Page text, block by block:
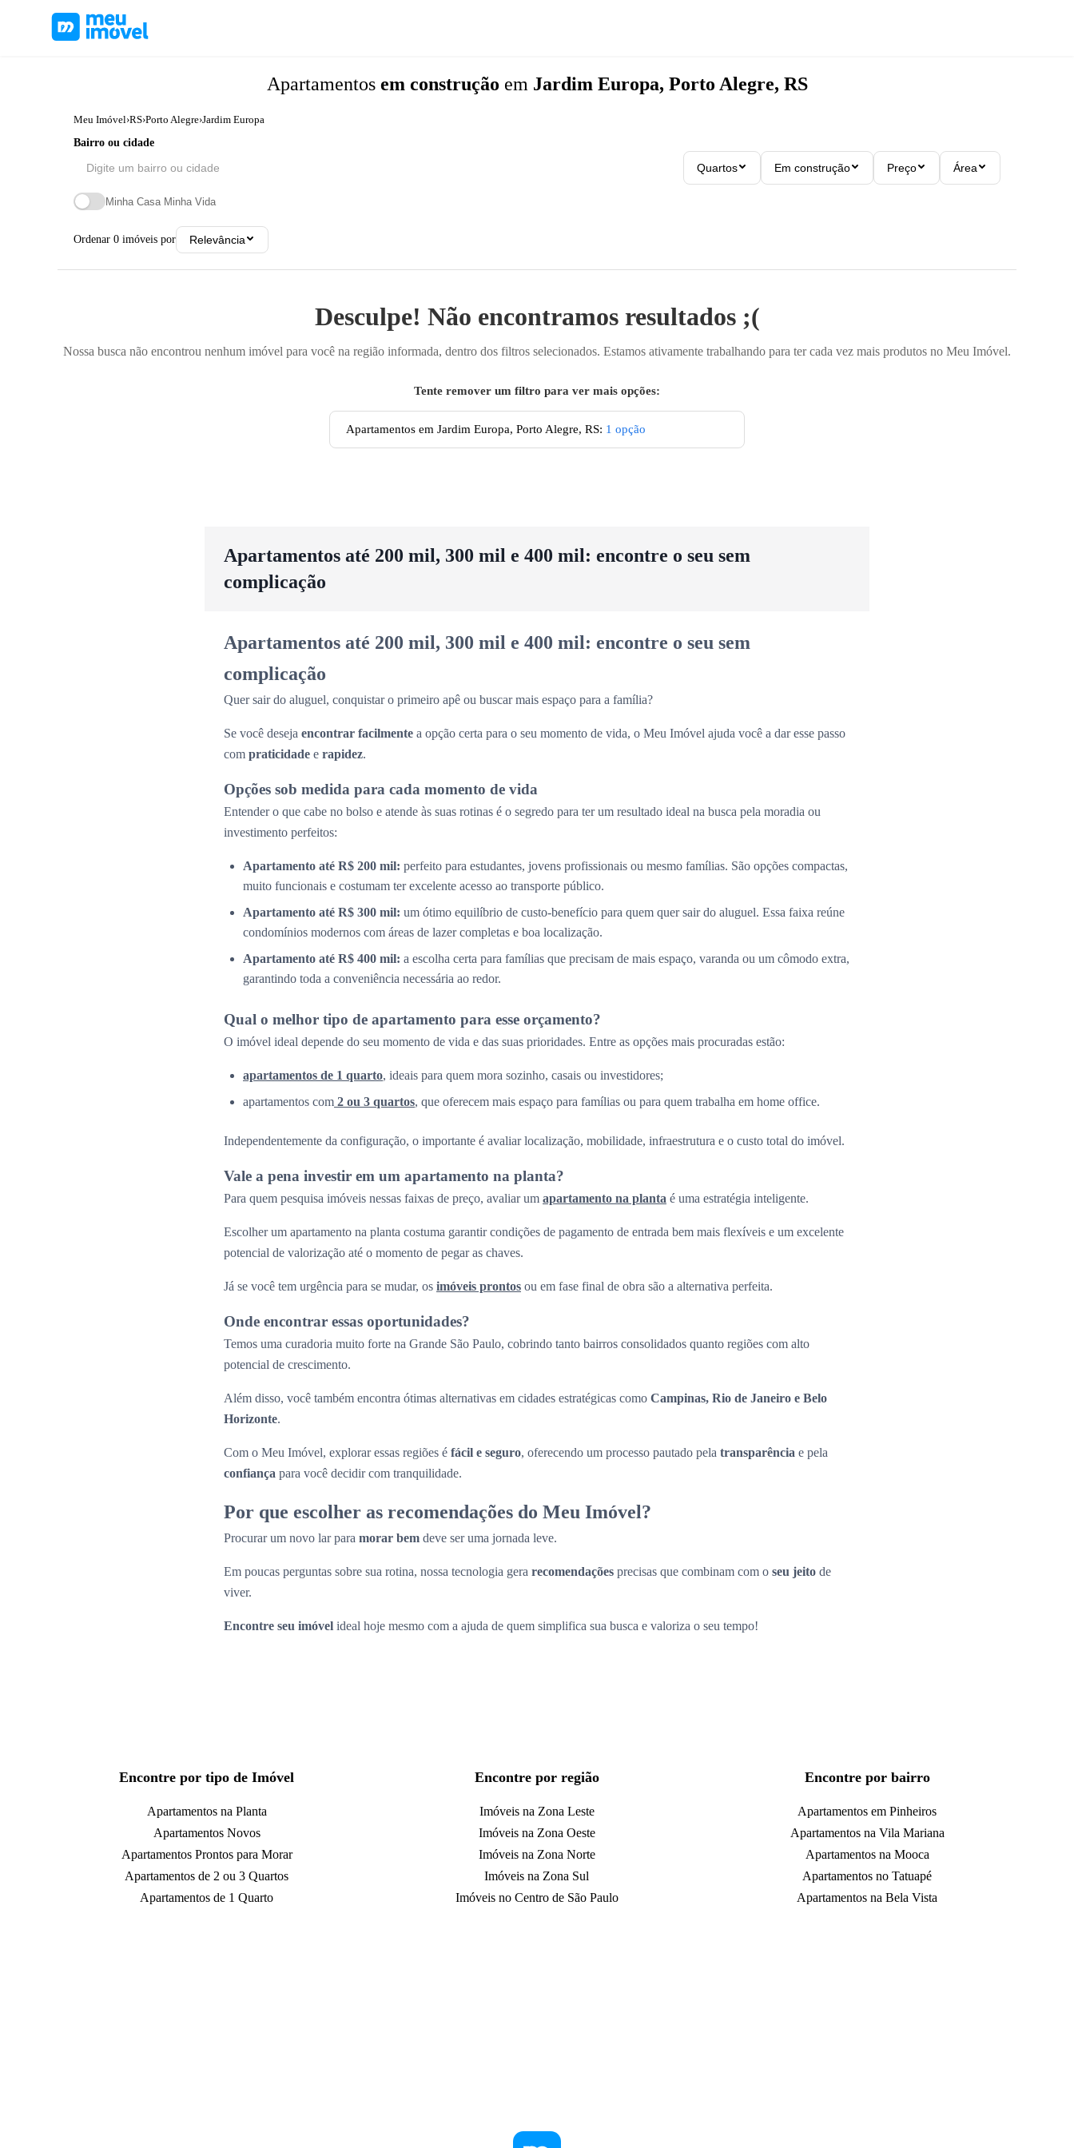
Apartamentos em construção em Jardim Europa, Porto Alegre, RS
Meu Imóvel›RS›Porto Alegre›Jardim Europa
Bairro ou cidade
Quartos Em construção Preço Área
Minha Casa Minha Vida
Ordenar 0 imóveis por Relevância
Desculpe! Não encontramos resultados ;(
Nossa busca não encontrou nenhum imóvel para você na região informada, dentro dos filtros selecionados. Estamos ativamente trabalhando para ter cada vez mais produtos no Meu Imóvel.
Tente remover um filtro para ver mais opções:
Apartamentos em Jardim Europa, Porto Alegre, RS: 1 opção
Apartamentos até 200 mil, 300 mil e 400 mil: encontre o seu sem
complicação
Apartamentos até 200 mil, 300 mil e 400 mil: encontre o seu sem
complicação
Quer sair do aluguel, conquistar o primeiro apê ou buscar mais espaço para a família?
Se você deseja encontrar facilmente a opção certa para o seu momento de vida, o Meu Imóvel ajuda você a dar esse passo
com praticidade e rapidez.
Opções sob medida para cada momento de vida
Entender o que cabe no bolso e atende às suas rotinas é o segredo para ter um resultado ideal na busca pela moradia ou
investimento perfeitos:
Apartamento até R$ 200 mil: perfeito para estudantes, jovens profissionais ou mesmo famílias. São opções compactas,
muito funcionais e costumam ter excelente acesso ao transporte público.
Apartamento até R$ 300 mil: um ótimo equilíbrio de custo-benefício para quem quer sair do aluguel. Essa faixa reúne
condomínios modernos com áreas de lazer completas e boa localização.
Apartamento até R$ 400 mil: a escolha certa para famílias que precisam de mais espaço, varanda ou um cômodo extra,
garantindo toda a conveniência necessária ao redor.
Qual o melhor tipo de apartamento para esse orçamento?
O imóvel ideal depende do seu momento de vida e das suas prioridades. Entre as opções mais procuradas estão:
apartamentos de 1 quarto, ideais para quem mora sozinho, casais ou investidores;
apartamentos com 2 ou 3 quartos, que oferecem mais espaço para famílias ou para quem trabalha em home office.
Independentemente da configuração, o importante é avaliar localização, mobilidade, infraestrutura e o custo total do imóvel.
Vale a pena investir em um apartamento na planta?
Para quem pesquisa imóveis nessas faixas de preço, avaliar um apartamento na planta é uma estratégia inteligente.
Escolher um apartamento na planta costuma garantir condições de pagamento de entrada bem mais flexíveis e um excelente
potencial de valorização até o momento de pegar as chaves.
Já se você tem urgência para se mudar, os imóveis prontos ou em fase final de obra são a alternativa perfeita.
Onde encontrar essas oportunidades?
Temos uma curadoria muito forte na Grande São Paulo, cobrindo tanto bairros consolidados quanto regiões com alto
potencial de crescimento.
Além disso, você também encontra ótimas alternativas em cidades estratégicas como Campinas, Rio de Janeiro e Belo
Horizonte.
Com o Meu Imóvel, explorar essas regiões é fácil e seguro, oferecendo um processo pautado pela transparência e pela
confiança para você decidir com tranquilidade.
Por que escolher as recomendações do Meu Imóvel?
Procurar um novo lar para morar bem deve ser uma jornada leve.
Em poucas perguntas sobre sua rotina, nossa tecnologia gera recomendações precisas que combinam com o seu jeito de
viver.
Encontre seu imóvel ideal hoje mesmo com a ajuda de quem simplifica sua busca e valoriza o seu tempo!
Encontre por tipo de Imóvel
Apartamentos na Planta
Apartamentos Novos
Apartamentos Prontos para Morar
Apartamentos de 2 ou 3 Quartos
Apartamentos de 1 Quarto
Encontre por região
Imóveis na Zona Leste
Imóveis na Zona Oeste
Imóveis na Zona Norte
Imóveis na Zona Sul
Imóveis no Centro de São Paulo
Encontre por bairro
Apartamentos em Pinheiros
Apartamentos na Vila Mariana
Apartamentos na Mooca
Apartamentos no Tatuapé
Apartamentos na Bela Vista